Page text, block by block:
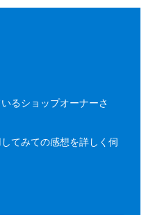
るショップオーナーさ
てみての感想を詳しく伺